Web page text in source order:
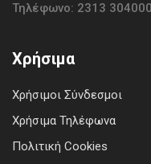
Τηλέφωνο: 2313
Χρήσιμα
Χρήσιμοι Σύνδεσμοι
Χρήσιμα Τηλέφωνα
Πολιτική Cookies